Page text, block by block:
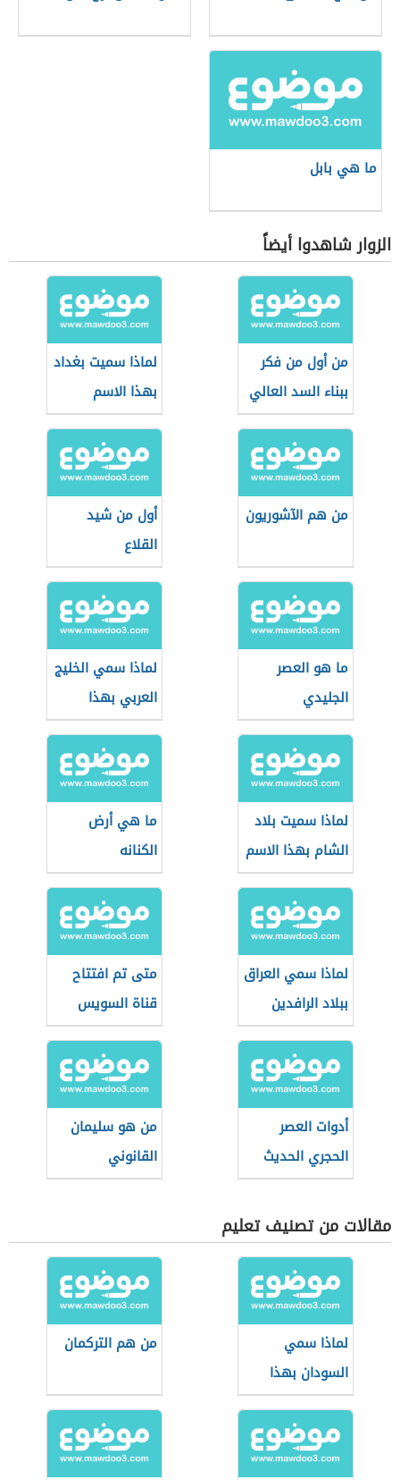
ما هي بابل
الزوار شاهدوا أيضاً
من أول من فكر
ببناء السد العالي
لماذا سميت بغداد
بهذا الاسم
من هم الآشوريون
أول من شيد
القلاع
ما هو العصر
الجليدي
لماذا سمي الخليج
العربي بهذا
الاسم
لماذا سميت بلاد
الشام بهذا الاسم
ما هي أرض
الكنانه
لماذا سمي العراق
ببلاد الرافدين
متى تم افتتاح
قناة السويس
أدوات العصر
الحجري الحديث
من هو سليمان
القانوني
مقالات من تصنيف تعليم
لماذا سمي
السودان بهذا
الاسم
من هم التركمان